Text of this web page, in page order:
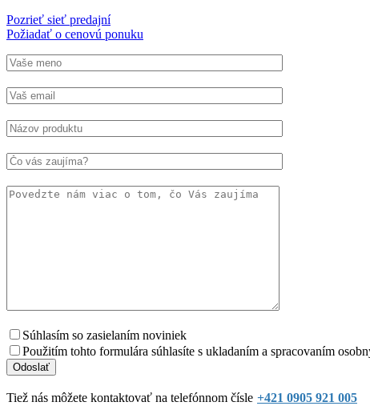
Pozrieť sieť predajní
Požiadať o cenovú ponuku
Súhlasím so zasielaním noviniek
Použitím tohto formulára súhlasíte s ukladaním a spracovaním
Tiež nás môžete kontaktovať na telefónnom čísle +421 0905 921 005